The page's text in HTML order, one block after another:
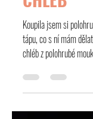
Dagmar Matějková